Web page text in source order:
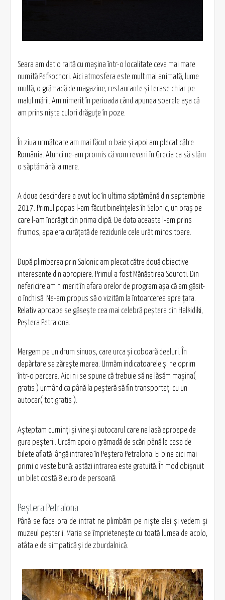
Seara am dat o raită cu maşina într-o localitate ceva mai mare
numită Pefkochori. Aici atmosfera este mult mai animată, lume
multă, o grămadă de magazine, restaurante şi terase chiar pe
malul mării. Am nimerit în perioada când apunea soarele aşa că
am prins nişte culori drăguţe în poze.
În ziua următoare am mai făcut o baie şi apoi am plecat către
România. Atunci ne-am promis că vom reveni în Grecia ca să stăm
o săptămână la mare.
A doua descindere a avut loc în ultima săptămână din septembrie
2017. Primul popas l-am făcut bineînţeles în Salonic, un oraş pe
care l-am îndrăgit din prima clipă. De data aceasta l-am prins
frumos, apa era curăţată de rezidurile cele urât mirositoare.
După plimbarea prin Salonic am plecat către două obiective
interesante din apropiere. Primul a fost Mănăstirea Souroti. Din
nefericire am nimerit în afara orelor de program aşa că am găsit-
o închisă. Ne-am propus să o vizităm la întoarcerea spre ţara.
Relativ aproape se găseşte cea mai celebră peştera din Halkidiki,
Peştera Petralona.
Mergem pe un drum sinuos, care urca şi coboară dealuri. În
depărtare se zăreşte marea. Urmăm indicatoarele şi ne oprim
într-o parcare. Aici ni se spune că trebuie să ne lăsăm maşina(
gratis ) urmând ca până la peşteră să fin transportaţi cu un
autocar( tot gratis ).
Aşteptam cuminţi şi vine şi autocarul care ne lasă aproape de
gura peşterii. Urcăm apoi o grămadă de scări până la casa de
bilete aflată lângă intrarea în Peştera Petralona. Ei bine aici mai
primi o veste bună: astăzi intrarea este gratuită. În mod obişnuit
un bilet costă 8 euro de persoană.
Peștera Petralona
Până se face ora de intrat ne plimbăm pe nişte alei şi vedem şi
muzeul peşterii. Maria se împrieteneşte cu toată lumea de acolo,
atâta e de simpatică şi de zburdalnică.